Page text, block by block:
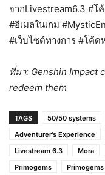
จากLivestream6.3 #โ
#อีเมลในเกม
#เว็บไซต์ทางการ #โค้
ที่มา: Genshin Impact
redeem them
TAGS 50/50 systems
Adventurer's Experience
Livestream 6.3
Mora
Primogems